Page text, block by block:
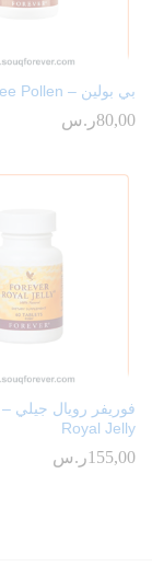
بي بولين – Bee Pollen
80,00ر.س
Royal Jelly
155,00ر.س